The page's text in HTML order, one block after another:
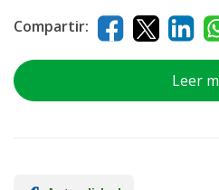
Compartir:
Leer